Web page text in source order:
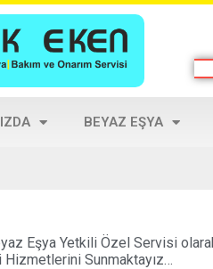
BEYAZ EŞYA
Eşya Yetkili Özel Servisi
Sunmaktayız…